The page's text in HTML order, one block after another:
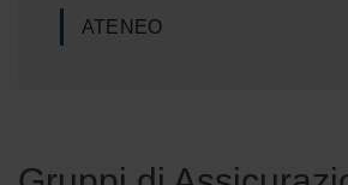
ATENEO